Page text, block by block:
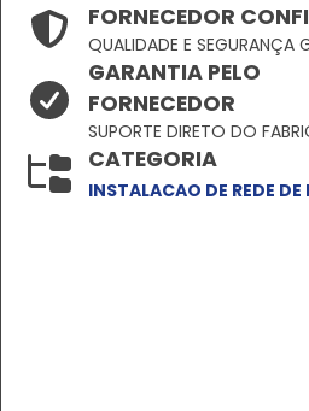
FORNECEDOR
QUALIDADE E SEGURANÇA
GARANTIA PELO
FORNECEDOR
SUPORTE DIRETO DO
CATEGORIA
INSTALACAO DE REDE